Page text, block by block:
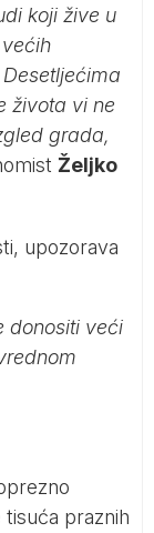
koji žive u
života vi ne
grada,
Željko
upozorava
donositi veći
tisuća praznih